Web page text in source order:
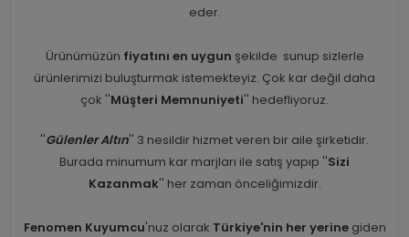
eder.
Ürünümüzün fiyatını en uygun şekilde sunup sizlerle
ürünlerimizi buluşturmak istemekteyiz. Çok kar değil daha
çok ''Müşteri Memnuniyeti'' hedefliyoruz.
''Gülenler Altın'' 3 nesildir hizmet veren bir aile şirketidir.
Burada minumum kar marjları ile satış yapıp ''Sizi
Kazanmak'' her zaman önceliğimizdir.
Fenomen Kuyumcu'nuz olarak Türkiye'nin her yerinegiden